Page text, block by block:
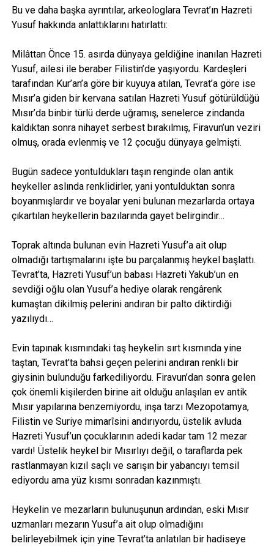
Bu ve daha başka ayrıntılar, arkeologlara Tevrat’ın Hazreti
Yusuf hakkında anlattıklarını hatırlattı:
Milâttan Önce 15. asırda dünyaya geldiğine inanılan Hazreti
Yusuf, ailesi ile beraber Filistin’de yaşıyordu. Kardeşleri
tarafından Kur’an’a göre bir kuyuya atılan, Tevrat’a göre ise
Mısır’a giden bir kervana satılan Hazreti Yusuf götürüldüğü
Mısır’da binbir türlü derde uğramış, senelerce zindanda
kaldıktan sonra nihayet serbest bırakılmış, Firavun’un veziri
olmuş, orada evlenmiş ve 12 çocuğu dünyaya gelmişti.
Bugün sadece yontuldukları taşın renginde olan antik
heykeller aslında renklidirler, yani yontulduktan sonra
boyanmışlardır ve boyalar yeni bulunan mezarlarda ortaya
çıkartılan heykellerin bazılarında gayet belirgindir…
Toprak altında bulunan evin Hazreti Yusuf’a ait olup
olmadığı tartışmalarını işte bu parçalanmış heykel başlattı.
Tevrat’ta, Hazreti Yusuf’un babası Hazreti Yakub’un en
sevdiği oğlu olan Yusuf’a hediye olarak rengârenk
kumaştan dikilmiş pelerini andıran bir palto diktirdiği
yazılıydı…
Evin tapınak kısmındaki taş heykelin sırt kısmında yine
taştan, Tevrat’ta bahsi geçen pelerini andıran renkli bir
giysinin bulunduğu farkediliyordu. Firavun’dan sonra gelen
çok önemli kişilerden birine ait olduğu anlaşılan ev antik
Mısır yapılarına benzemiyordu, inşa tarzı Mezopotamya,
Filistin ve Suriye mimarîsini andırıyordu, üstelik avluda
Hazreti Yusuf’un çocuklarının adedi kadar tam 12 mezar
vardı! Üstelik heykel bir Mısırlıyı değil, o taraflarda pek
rastlanmayan kızıl saçlı ve sarışın bir yabancıyı temsil
ediyordu ama yüz kısmı sonradan kazınmıştı.
Heykelin ve mezarların bulunuşunun ardından, eski Mısır
uzmanları mezarın Yusuf’a ait olup olmadığını
belirleyebilmek için yine Tevrat’ta anlatılan bir hadiseye